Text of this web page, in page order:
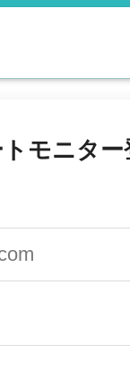
モニター